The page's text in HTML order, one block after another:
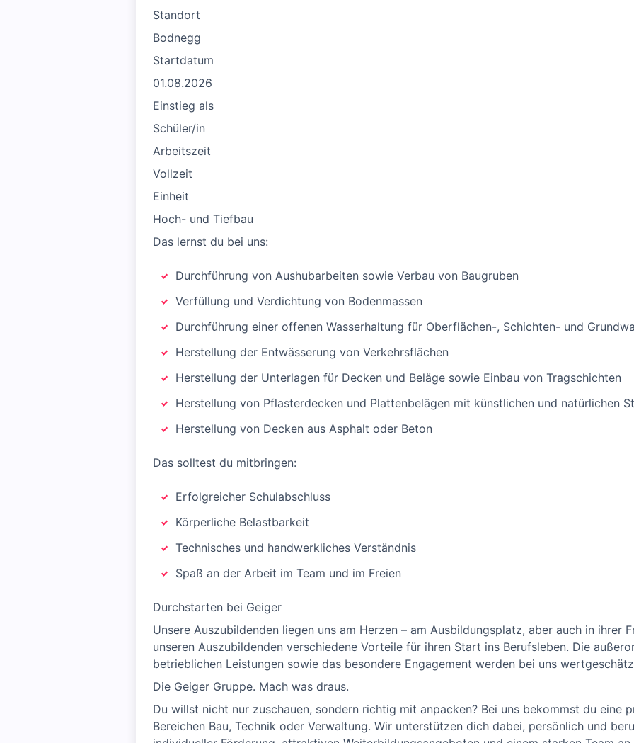
Standort
Bodnegg
Startdatum
01.08.2026
Einstieg als
Schüler/in
Arbeitszeit
Vollzeit
Einheit
Hoch- und Tiefbau
Das lernst du bei uns:
Durchführung von Aushubarbeiten sowie Verbau von Baugruben
Verfüllung und Verdichtung von Bodenmassen
Durchführung einer offenen Wasserhaltung für Oberflächen-, Schichten- und
Herstellung der Entwässerung von Verkehrsflächen
Herstellung der Unterlagen für Decken und Beläge sowie Einbau von Tragschichten
Herstellung von Pflasterdecken und Plattenbelägen mit künstlichen und natürlichen
Herstellung von Decken aus Asphalt oder Beton
Das solltest du mitbringen:
Erfolgreicher Schulabschluss
Körperliche Belastbarkeit
Technisches und handwerkliches Verständnis
Spaß an der Arbeit im Team und im Freien
Durchstarten bei Geiger
Unsere Auszubildenden liegen uns am Herzen – am Ausbildungsplatz, aber auch in ihrer
unseren Auszubildenden verschiedene Vorteile für ihren Start ins Berufsleben. Die
betrieblichen Leistungen sowie das besondere Engagement werden bei uns
Die Geiger Gruppe. Mach was draus.
Du willst nicht nur zuschauen, sondern richtig mit anpacken? Bei uns bekommst du eine
Bereichen Bau, Technik oder Verwaltung. Wir unterstützen dich dabei, persönlich und